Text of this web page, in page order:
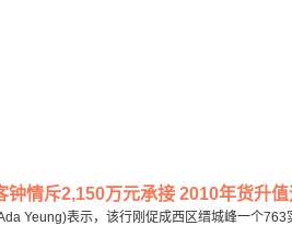
钟情斥2,150万元承接 2010年货升值
Yeung)表示，该行刚促成西区缙城峰一个